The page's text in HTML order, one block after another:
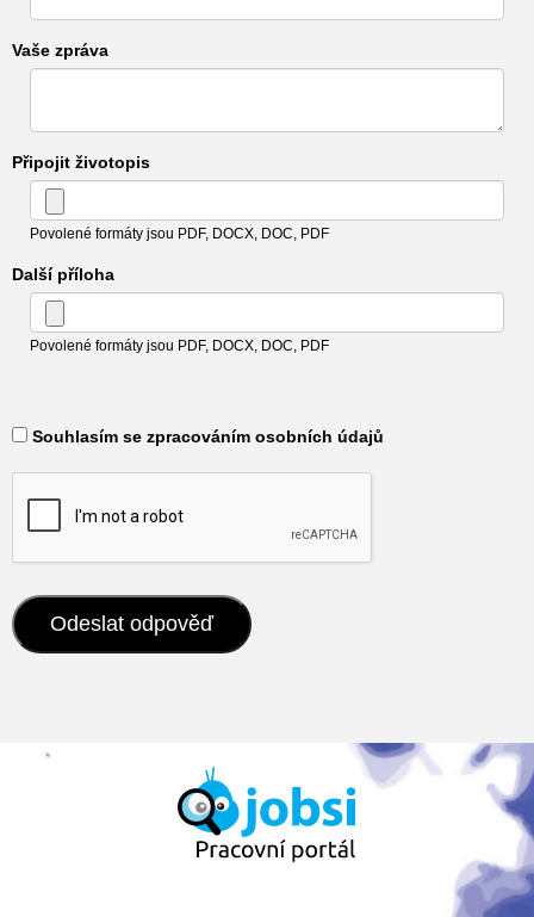
Vaše zpráva
Připojit životopis
Povolené formáty jsou PDF, DOCX, DOC, PDF
Další příloha
Povolené formáty jsou PDF, DOCX, DOC, PDF
​ Souhlasím se zpracováním osobních údajů